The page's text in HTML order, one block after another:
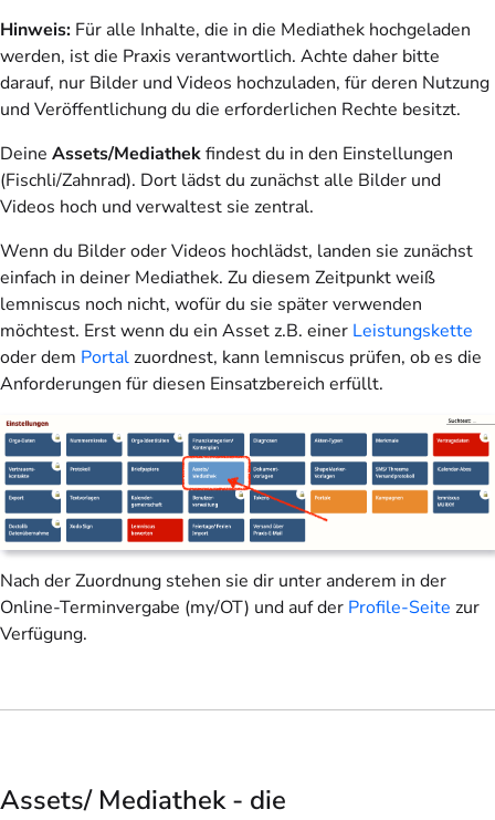
Hinweis: Für alle Inhalte, die in die Mediathek hochgeladen
werden, ist die Praxis verantwortlich. Achte daher bitte
darauf, nur Bilder und Videos hochzuladen, für deren Nutzung
und Veröffentlichung du die erforderlichen Rechte besitzt.
Deine Assets/Mediathekfindest du in den Einstellungen
(Fischli/Zahnrad). Dort lädst du zunächst alle Bilder und
Videos hoch und verwaltest sie zentral.
Wenn du Bilder oder Videos hochlädst, landen sie zunächst
einfach in deiner Mediathek. Zu diesem Zeitpunkt weiß
lemniscus noch nicht, wofür du sie später verwenden
möchtest. Erst wenn du ein Asset z.B. einer Leistungskette
oder dem Portalzuordnest, kann lemniscus prüfen, ob es die
Anforderungen für diesen Einsatzbereich erfüllt.
Nach der Zuordnung stehen sie dir unter anderem in der
Online-Terminvergabe (my/OT) und auf der Profile-Seite zur
Verfügung.
Assets/ Mediathek - die